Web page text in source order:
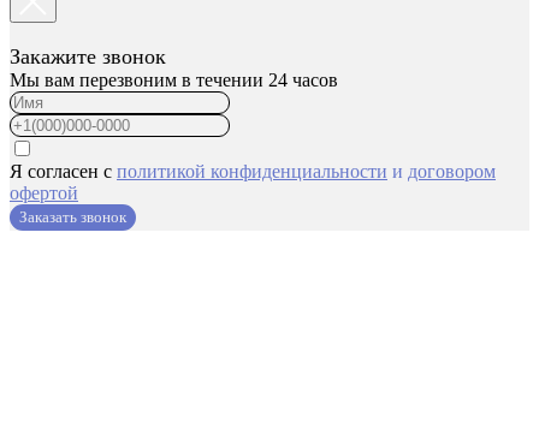
Закажите звонок
Мы вам перезвоним в течении 24 часов
Я согласен с политикой конфиденциальности и договором
офертой
Заказать звонок